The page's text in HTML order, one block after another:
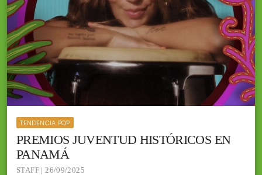
TENDENCIA POP
PREMIOS JUVENTUD HISTÓRICOS EN
PANAMÁ
STAFF | 26/09/2025